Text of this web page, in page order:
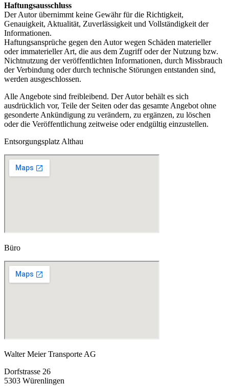
Haftungsausschluss
Der Autor übernimmt keine Gewähr für die Richtigkeit,
Genauigkeit, Aktualität, Zuverlässigkeit und Vollständigkeit der
Informationen.
Haftungsansprüche gegen den Autor wegen Schäden materieller
oder immaterieller Art, die aus dem Zugriff oder der Nutzung bzw.
Nichtnutzung der veröffentlichten Informationen, durch Missbrauch
der Verbindung oder durch technische Störungen entstanden sind,
werden ausgeschlossen.
Alle Angebote sind freibleibend. Der Autor behält es sich
ausdrücklich vor, Teile der Seiten oder das gesamte Angebot ohne
gesonderte Ankündigung zu verändern, zu ergänzen, zu löschen
oder die Veröffentlichung zeitweise oder endgültig einzustellen.
Entsorgungsplatz Althau
Büro
Walter Meier Transporte AG
Dorfstrasse 26
5303 Würenlingen